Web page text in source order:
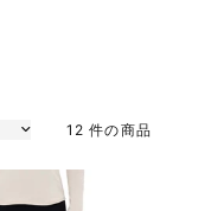
12 件の商品